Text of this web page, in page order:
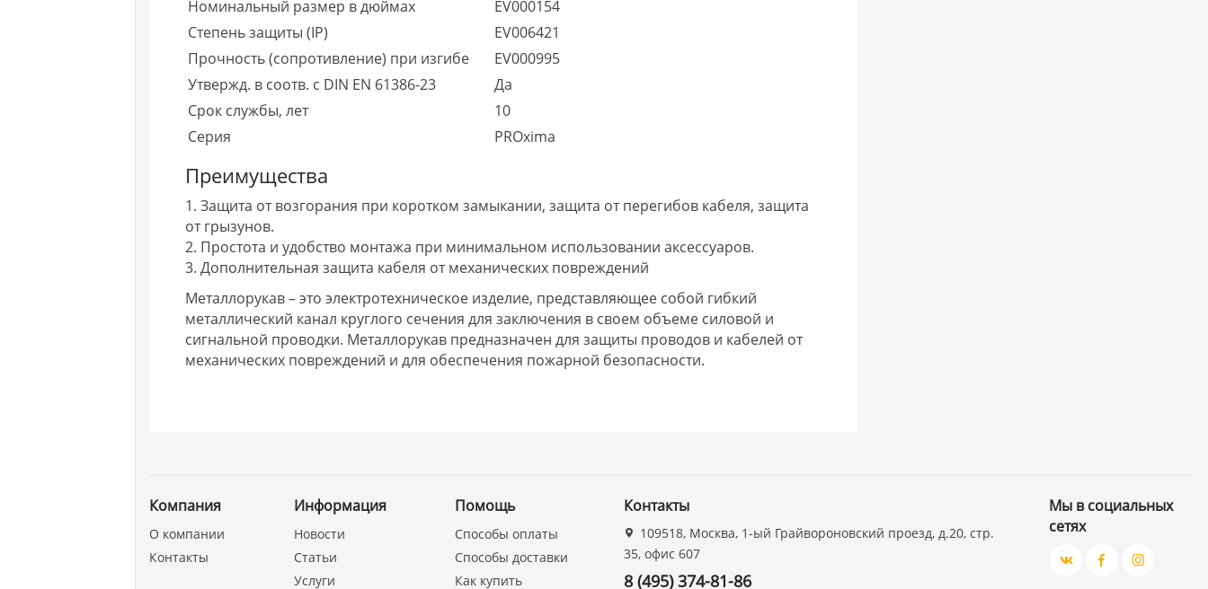
Номинальный размер в дюймах
EV000154
Степень защиты (IP)
EV006421
Прочность (сопротивление) при изгибе
EV000995
Утвержд. в соотв. с DIN EN 61386-23
Да
Срок службы, лет
10
Серия
PROxima
Преимущества
1. Защита от возгорания при коротком замыкании, защита от перегибов кабеля, защита
от грызунов.
2. Простота и удобство монтажа при минимальном использовании аксессуаров.
3. Дополнительная защита кабеля от механических повреждений
Металлорукав – это электротехническое изделие, представляющее собой гибкий
металлический канал круглого сечения для заключения в своем объеме силовой и
сигнальной проводки. Металлорукав предназначен для защиты проводов и кабелей от
механических повреждений и для обеспечения пожарной безопасности.
Компания
О компании
Контакты
Информация
Новости
Статьи
Услуги
Помощь
Способы оплаты
Способы доставки
Как купить
Контакты
109518, Москва, 1-ый Грайвороновский проезд, д.20, стр.
35, офис 607
8 (495) 374-81-86
Мы в социальных
сетях